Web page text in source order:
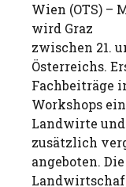
Wien (OTS) –
wird Graz
zwischen 21.
Österreichs.
Fachbeiträge
Workshops
Landwirte
zusätzlich
angeboten.